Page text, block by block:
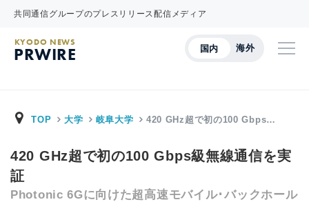
共同通信グループのプレスリリース配信メディア
国内 海外
KYODO NEWS
PRWIRE
TOP 大学 岐阜大学 420 GHz超で初の100 Gbps…
420 GHz超で初の100 Gbps級無線通信を実
証
Photonic 6Gに向けた超高速モバイル･バックホール